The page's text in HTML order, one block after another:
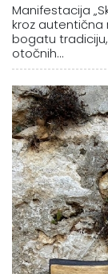
Manifestacija
kroz autentična
bogatu
otočnih...